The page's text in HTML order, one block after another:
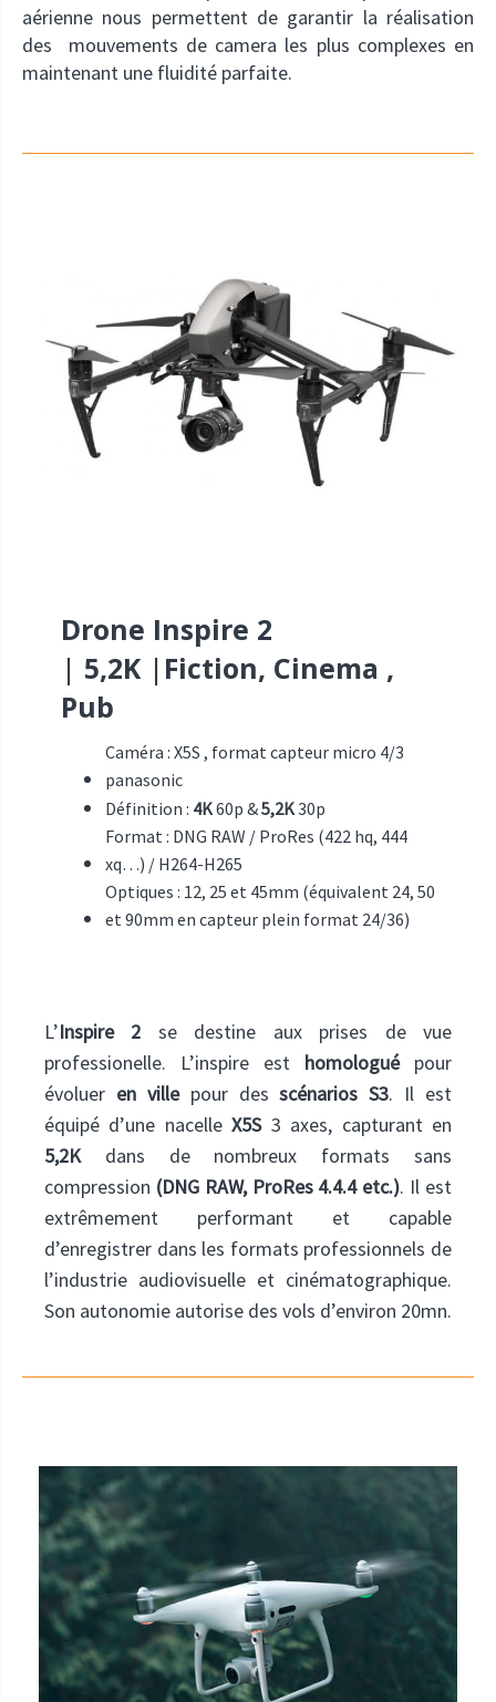
aérienne nous permettent de garantir la réalisation
des mouvements de camera les plus complexes en
maintenant une fluidité parfaite.
Drone Inspire 2
| 5,2K | Fiction, Cinema ,
Pub
Caméra : X5S , format capteur micro 4/3
panasonic
Définition : 4K60p &5,2K30p
Format : DNG RAW / ProRes (422 hq, 444
xq…) / H264-H265
Optiques : 12, 25 et 45mm (équivalent 24, 50
et 90mm en capteur plein format 24/36)
L’Inspire 2 se destine aux prises de vue
professionelle. L’inspire est homologuépour
évoluer en ville pour desscénarios S3. Il est
équipé d’une nacelleX5S3 axes, capturant en
5,2Kdans de nombreux formats sans
compression (DNG RAW, ProRes 4.4.4 etc.). Il est
extrêmement performant et capable
d’enregistrer dans les formats professionnels de
l’industrie audiovisuelle et cinématographique.
Son autonomie autorise des vols d’environ 20mn.